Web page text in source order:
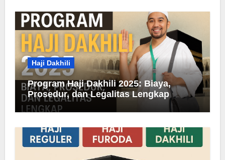
Haji Dakhili
Program Haji Dakhili 2025: Biaya,
Prosedur, dan Legalitas Lengkap